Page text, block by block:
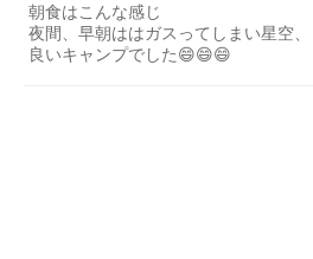
朝食はこんな感じ
夜間、早朝ははガスってしまい星空
良いキャンプでした😄😄😄